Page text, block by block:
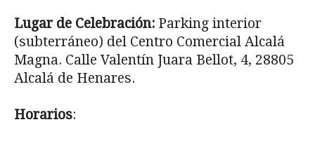
Lugar de Celebración: Parking interior
(subterráneo) del Centro Comercial Alcalá
Magna. Calle Valentín Juara Bellot, 4, 28805
Alcalá de Henares.
Horarios: